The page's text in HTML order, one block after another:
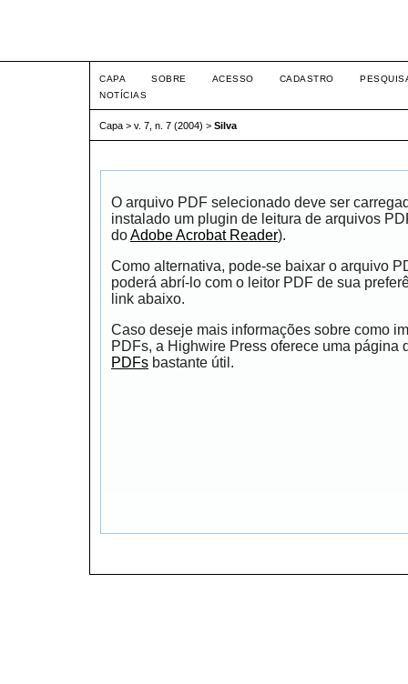
CAPA SOBRE ACESSO CADASTRO
NOTÍCIAS
Capa > v. 7, n. 7 (2004) > Silva
O arquivo PDF selecionado deve ser
instalado um plugin de leitura de arquivos
doAdobe Acrobat Reader).
Como alternativa, pode-se baixar o arquivo
poderá abrí-lo com o leitor PDF de sua
link abaixo.
Caso deseje mais informações sobre como
PDFs, a Highwire Press oferece uma página
PDFs bastante útil.